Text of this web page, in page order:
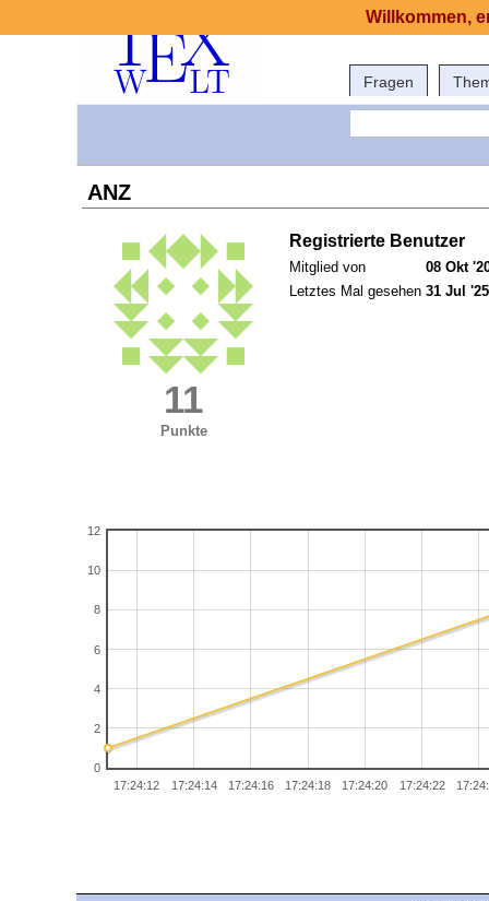
Fragen
ANZ
11
Punkte
Registrierte Benutzer
Mitglied von
08 Okt
Letztes Mal gesehen 31 Jul
17:24:12 17:24:14 17:24:16 17:24:18 17:24:20 17:24:22
0
2
4
6
8
10
12
Willkommen,